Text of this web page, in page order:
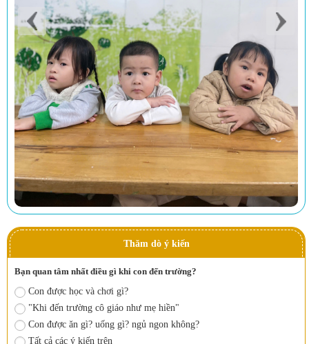
Thăm dò ý kiến
Bạn quan tâm nhất điều gì khi con đến trường?
Con được học và chơi gì?
"Khi đến trường cô giáo như mẹ hiền"
Con được ăn gì? uống gì? ngủ ngon không?
Tất cả các ý kiến trên